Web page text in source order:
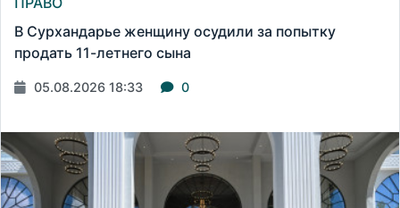
В Сурхандарье женщину осудили за попытку
продать 11-летнего сына
05.08.2026 18:33 0